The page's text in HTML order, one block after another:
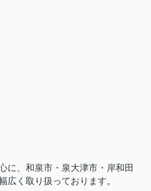
に、和泉市・泉大津市・岸和田
広く取り扱っております。